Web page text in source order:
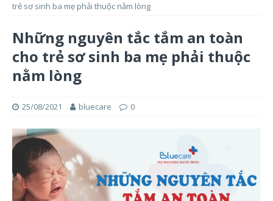
trẻ sơ sinh ba mẹ phải thuộc nằm lòng
Những nguyên tắc tắm an toàn
cho trẻ sơ sinh ba mẹ phải thuộc
nằm lòng
25/08/2021 bluecare 0